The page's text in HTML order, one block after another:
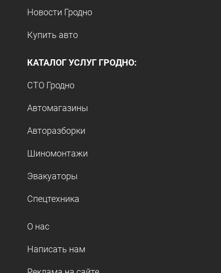
Новости Гродно
Купить авто
КАТАЛОГ УСЛУГ ГРОДНО:
СТО Гродно
Автомагазины
Авторазборки
Шиномонтажи
Эвакуаторы
Спецтехника
О нас
Написать нам